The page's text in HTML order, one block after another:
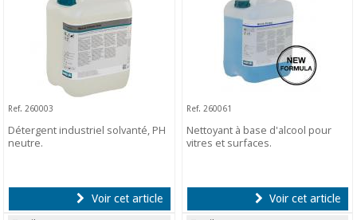
Ref. 260003
Détergent industriel solvanté, PH
neutre.
Voir cet article
Ref. 260061
Nettoyant à base d'alcool pour
vitres et surfaces.
Voir cet article